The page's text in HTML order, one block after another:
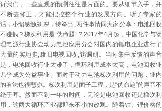
诉我们，一些直观的预测往往是片面的。要从细节入手，并
不断去修正，才能把控整个行业的发展方向。听了专家的
话，小编感触颇深，特举出,,两件事情同大家分享：电池回收
不赚钱？梯次利用是“伪命题”？2017年4月起，中国化学与物
理电源行业协会动力电池应用分会对国内的锂电企业进行了
大量的实地走,废旧电视回收,访调研。当时集中反馈的声音
是，电池回收行业太难了，循环利用成本太高，电池回收业
几乎成为公益事业。而对于动力电池梯次利用的问题，业内
的看法也很悲凉。梯次利用是面子工程，是“伪命题”的声音不
绝于耳。然而不到一年的时间，无论是电池回收还是梯次利
用，这两大循环产业都迎来不小的改观。随着钴、锂价格的